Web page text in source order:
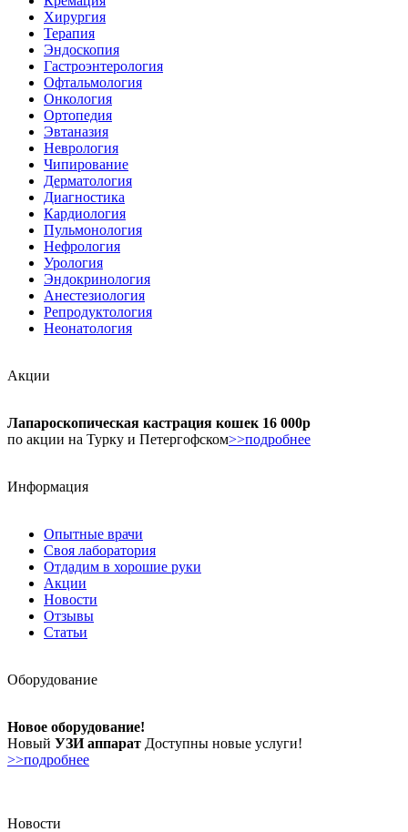
Хирургия
Терапия
Эндоскопия
Гастроэнтерология
Офтальмология
Онкология
Ортопедия
Эвтаназия
Неврология
Чипирование
Дерматология
Диагностика
Кардиология
Пульмонология
Нефрология
Урология
Эндокринология
Анестезиология
Репродуктология
Неонатология
Акции
Лапароскопическая кастрация кошек 16 000р
по акции на Турку и Петергофском>>подробнее
Информация
Опытные врачи
Своя лаборатория
Отдадим в хорошие руки
Акции
Новости
Отзывы
Статьи
Оборудование
Новое оборудование!
Новый УЗИ аппарат Доступны новые услуги!
>>подробнее
Новости